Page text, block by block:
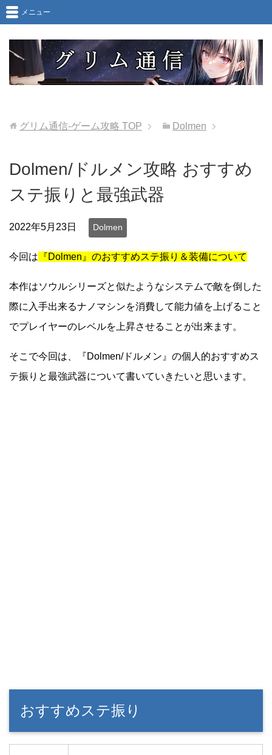
メニュー
グリム通信-ゲーム攻略 TOP Dolmen
Dolmen/ドルメン攻略 おすすめ
ステ振りと最強武器
2022年5月23日 Dolmen
今回は 『Dolmen』のおすすめステ振り＆装備について
本作はソウルシリーズと似たようなシステムで敵を倒した
際に入手出来るナノマシンを消費して能力値を上げること
でプレイヤーのレベルを上昇させることが出来ます。
そこで今回は、『Dolmen/ドルメン』の個人的おすすめス
テ振りと最強武器について書いていきたいと思います。
おすすめステ振り